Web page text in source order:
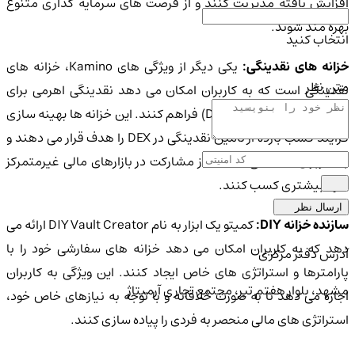
بهره مند شوند.
خزانه های نقدینگی:
یکی دیگر از ویژگی های Kamino، خزانه های
نقدینگی است که به کاربران امکان می دهد نقدینگی اهرمی برای
صرافی های غیرمتمرکز (DEX) فراهم کنند. این خزانه ها بهینه سازی
فرآیند کسب بازده از تأمین نقدینگی در DEX را هدف قرار می دهند و
به کاربران کمک می کنند تا از مشارکت در بازارهای مالی غیرمتمرکز
سود بیشتری کسب کنند.
سازنده خزانه DIY:
کمیتو یک ابزار به نام DIY Vault Creator ارائه می
دهد که به کاربران امکان می دهد خزانه های سفارشی خود را با
پارامترها و استراتژی های خاص ایجاد کنند. این ویژگی به کاربران
اجازه می دهد تا به صورت خلاقانه و با توجه به نیازهای خاص خود،
استراتژی های مالی منحصر به فردی را پیاده سازی کنند.
انتخاب کنید
متن نظر
ارسال نظر
آدرس دفتر مرکزی
مشهد، بلوار هفتم تیر، مجتمع تجاری آرمیتاژ